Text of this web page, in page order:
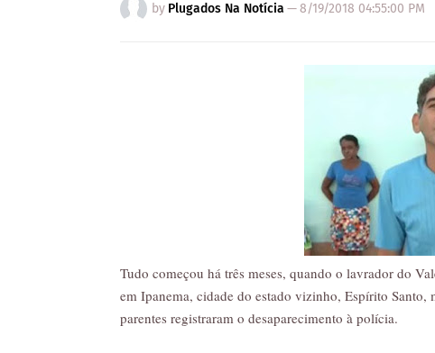
by Plugados Na Notícia —8/19/2018 04:55:00 PM
Tudo começou há três meses, quando o lavrador do
em Ipanema, cidade do estado vizinho, Espírito Santo,
parentes registraram o desaparecimento à polícia.